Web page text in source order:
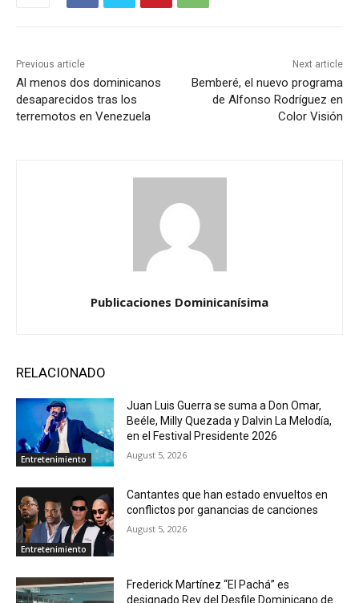
Previous article
Al menos dos dominicanos
desaparecidos tras los
terremotos en Venezuela
Next article
Bemberé, el nuevo programa
de Alfonso Rodríguez en
Color Visión
Publicaciones Dominicanísima
RELACIONADO
Entretenimiento
Juan Luis Guerra se suma a Don Omar,
Beéle, Milly Quezada y Dalvin La Melodía,
en el Festival Presidente 2026
August 5, 2026
Entretenimiento
Cantantes que han estado envueltos en
conflictos por ganancias de canciones
August 5, 2026
Frederick Martínez “El Pachá” es
designado Rey del Desfile Dominicano de